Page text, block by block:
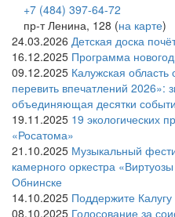
+7 (484) 397-64-72
пр-т Ленина, 128 (на карте)
24.03.2026 Детская доска
16.12.2025 Программа
09.12.2025 Калужская
перевить впечатлений 2026»:
объединяющая десятки
19.11.2025 19 экологических
«Росатома»
21.10.2025 Музыкальный
камерного оркестра
Обнинске
14.10.2025 Поддержите
08.10.2025 Голосование за